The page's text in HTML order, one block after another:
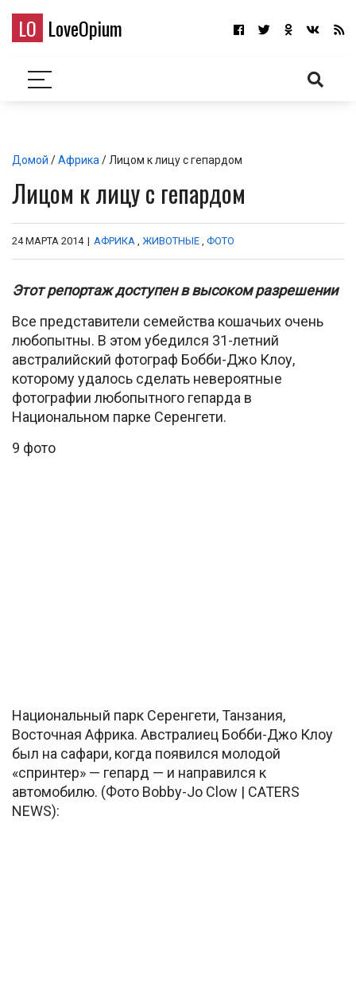
LO LoveOpium
Домой /Африка / Лицом к лицу с гепардом
Лицом к лицу с гепардом
24 МАРТА 2014 | АФРИКА , ЖИВОТНЫЕ , ФОТО
Этот репортаж доступен в высоком разрешении
Все представители семейства кошачьих очень
любопытны. В этом убедился 31-летний
австралийский фотограф Бобби-Джо Клоу,
которому удалось сделать невероятные
фотографии любопытного гепарда в
Национальном парке Серенгети.
9 фото
Национальный парк Серенгети, Танзания,
Восточная Африка. Австралиец Бобби-Джо Клоу
был на сафари, когда появился молодой
«спринтер» — гепард — и направился к
автомобилю. (Фото Bobby-Jo Clow | CATERS
NEWS):